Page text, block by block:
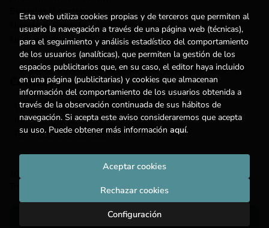
Añadir a mi cesta
Escuelas y centros
Nuestros Servicios
Noticias
Contacto
(+34) 615 55 96 54
info@degestalt.com
Formulario de contacto
2026 ©
. Todos los Derechos Reservados |
Esta web utiliza cookies propias y de terceros que permiten al
usuario la navegación a través de una página web (técnicas),
para el seguimiento y análisis estadístico del comportamiento
de los usuarios (analíticas), que permiten la gestión de los
espacios publicitarios que, en su caso, el editor haya incluido
en una página (publicitarias) y cookies que almacenan
información del comportamiento de los usuarios obtenida a
través de la observación continuada de sus hábitos de
navegación. Si acepta este aviso consideraremos que acepta
su uso. Puede obtener más información aquí.
Configuración
Rechazar cookies
Aceptar cookies